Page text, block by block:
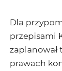
Dla
przepisami
zaplanował
prawach